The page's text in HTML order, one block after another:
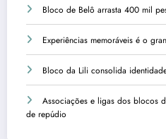
Bloco de Belô arrasta 400 mil
Experiências memoráveis é o
Bloco da Lili consolida
Associações e ligas dos blocos
de repúdio